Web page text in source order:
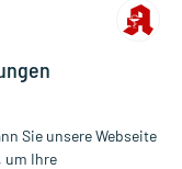
Sie unsere Webseite
um Ihre